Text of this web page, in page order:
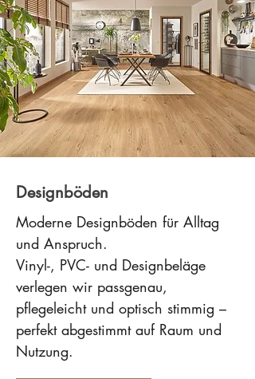
Designböden
Moderne Designböden für Alltag
und Anspruch.
Vinyl-, PVC- und Designbeläge
verlegen wir passgenau,
pflegeleicht und optisch stimmig –
perfekt abgestimmt auf Raum und
Nutzung.